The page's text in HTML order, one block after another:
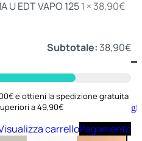
Uomo Profumi
Uomo
Aggiungi
carrello
U EDT VAPO 1251 × 38,90€
Subtotale: 38,90€
e ottieni la spedizione gratuita
a 49,90€
carrelloPagamento